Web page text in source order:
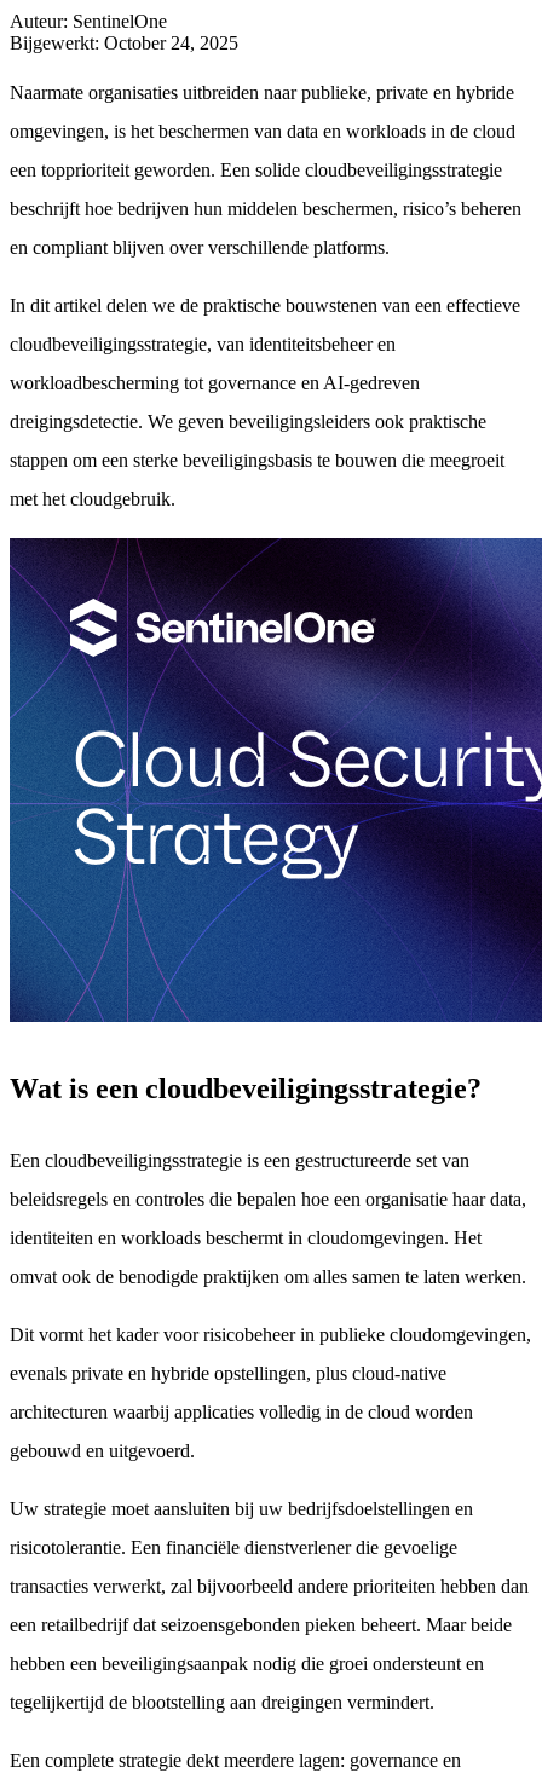
Auteur: SentinelOne
Bijgewerkt: October 24, 2025
Naarmate organisaties uitbreiden naar publieke, private en hybride
omgevingen, is het beschermen van data en workloads in de cloud
een topprioriteit geworden. Een solide cloudbeveiligingsstrategie
beschrijft hoe bedrijven hun middelen beschermen, risico’s beheren
en compliant blijven over verschillende platforms.
In dit artikel delen we de praktische bouwstenen van een effectieve
cloudbeveiligingsstrategie, van identiteitsbeheer en
workloadbescherming tot governance en AI-gedreven
dreigingsdetectie. We geven beveiligingsleiders ook praktische
stappen om een sterke beveiligingsbasis te bouwen die meegroeit
met het cloudgebruik.
Wat is een cloudbeveiligingsstrategie?
Een cloudbeveiligingsstrategie is een gestructureerde set van
beleidsregels en controles die bepalen hoe een organisatie haar data,
identiteiten en workloads beschermt in cloudomgevingen. Het
omvat ook de benodigde praktijken om alles samen te laten werken.
Dit vormt het kader voor risicobeheer in publieke cloudomgevingen,
evenals private en hybride opstellingen, plus cloud-native
architecturen waarbij applicaties volledig in de cloud worden
gebouwd en uitgevoerd.
Uw strategie moet aansluiten bij uw bedrijfsdoelstellingen en
risicotolerantie. Een financiële dienstverlener die gevoelige
transacties verwerkt, zal bijvoorbeeld andere prioriteiten hebben dan
een retailbedrijf dat seizoensgebonden pieken beheert. Maar beide
hebben een beveiligingsaanpak nodig die groei ondersteunt en
tegelijkertijd de blootstelling aan dreigingen vermindert.
Een complete strategie dekt meerdere lagen: governance en